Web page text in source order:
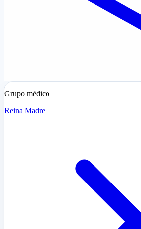
Grupo médico
Reina Madre